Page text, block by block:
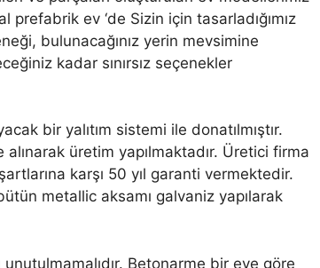
ev ‘de Sizin için tasarladığımız
bulunacağınız yerin mevsimine
kadar sınırsız seçenekler
bir yalıtım sistemi ile donatılmıştır.
üretim yapılmaktadır. Üretici firma
karşı 50 yıl garanti vermektedir.
metallic aksamı galvaniz yapılarak
Betonarme bir eve göre